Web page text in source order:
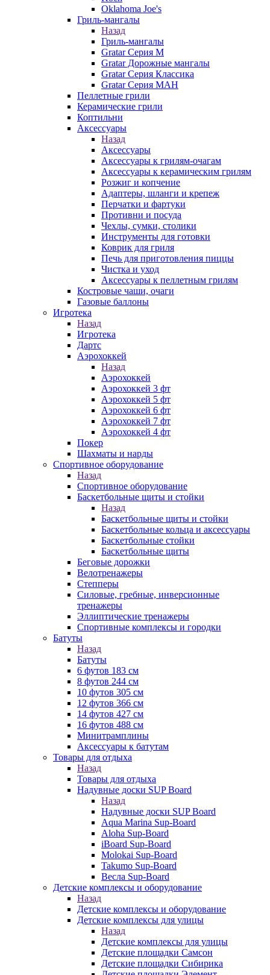
Oklahoma Joe's
Гриль-мангалы
Назад
Гриль-мангалы
Gratar Серия M
Gratar Дорожные мангалы
Gratar Серия Классика
Gratar Серия МАН
Пеллетные грили
Керамические грили
Коптильни
Аксессуары
Назад
Аксессуары
Аксессуары к грилям-очагам
Аксессуары к керамическим грилям
Розжиг и копчение
Адаптеры, шланги и крепеж
Перчатки и фартуки
Противни и посуда
Чехлы, сумки, столики
Инструменты для готовки
Коврик для гриля
Печь для приготовления пиццы
Чистка и уход
Аксессуары к пеллетным грилям
Костровые чаши, очаги
Газовые баллоны
Игротека
Назад
Игротека
Дартс
Аэрохоккей
Назад
Аэрохоккей
Аэрохоккей 3 фт
Аэрохоккей 5 фт
Аэрохоккей 6 фт
Аэрохоккей 7 фт
Аэрохоккей 4 фт
Покер
Шахматы и нарды
Спортивное оборудование
Назад
Спортивное оборудование
Баскетбольные щиты и стойки
Назад
Баскетбольные щиты и стойки
Баскетбольные кольца и аксессуары
Баскетбольные стойки
Баскетбольные щиты
Беговые дорожки
Велотренажеры
Степперы
Силовые, гребные, инверсионные
тренажеры
Эллиптические тренажеры
Спортивные комплексы и городки
Батуты
Назад
Батуты
6 футов 183 см
8 футов 244 см
10 футов 305 см
12 футов 366 см
14 футов 427 см
16 футов 488 см
Минитрамплины
Аксессуары к батутам
Товары для отдыха
Назад
Товары для отдыха
Надувные доски SUP Board
Назад
Надувные доски SUP Board
Aqua Marina Sup-Board
Aloha Sup-Board
iBoard Sup-Board
Molokai Sup-Board
Takumo Sup-Board
Весла Sup-Board
Детские комплексы и оборудование
Назад
Детские комплексы и оборудование
Детские комплексы для улицы
Назад
Детские комплексы для улицы
Детские площадки Самсон
Детские площадки Сибирика